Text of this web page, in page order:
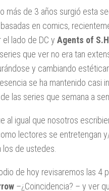
más de 3 años surgió esta
en comics,
el lado de DC y Agents of
que ver no era tan
y cambiando
se ha mantenido casi
las series que semana a
al igual que nosotros
lectores se entretengan
los de ustedes.
de hoy revisaremos las 4
–¿Coincidencia? – y ver